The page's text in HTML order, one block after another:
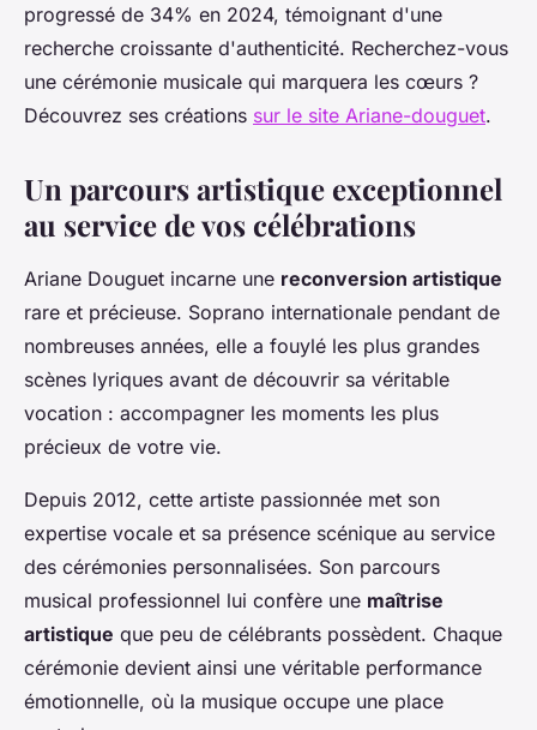
progressé de 34% en 2024, témoignant d'une
recherche croissante d'authenticité. Recherchez-vous
une cérémonie musicale qui marquera les cœurs ?
Découvrez ses créations sur le site Ariane-douguet.
Un parcours artistique exceptionnel
au service de vos célébrations
Ariane Douguet incarne une reconversion artistique
rare et précieuse. Soprano internationale pendant de
nombreuses années, elle a fouylé les plus grandes
scènes lyriques avant de découvrir sa véritable
vocation : accompagner les moments les plus
précieux de votre vie.
Depuis 2012, cette artiste passionnée met son
expertise vocale et sa présence scénique au service
des cérémonies personnalisées. Son parcours
musical professionnel lui confère une maîtrise
artistique que peu de célébrants possèdent. Chaque
cérémonie devient ainsi une véritable performance
émotionnelle, où la musique occupe une place